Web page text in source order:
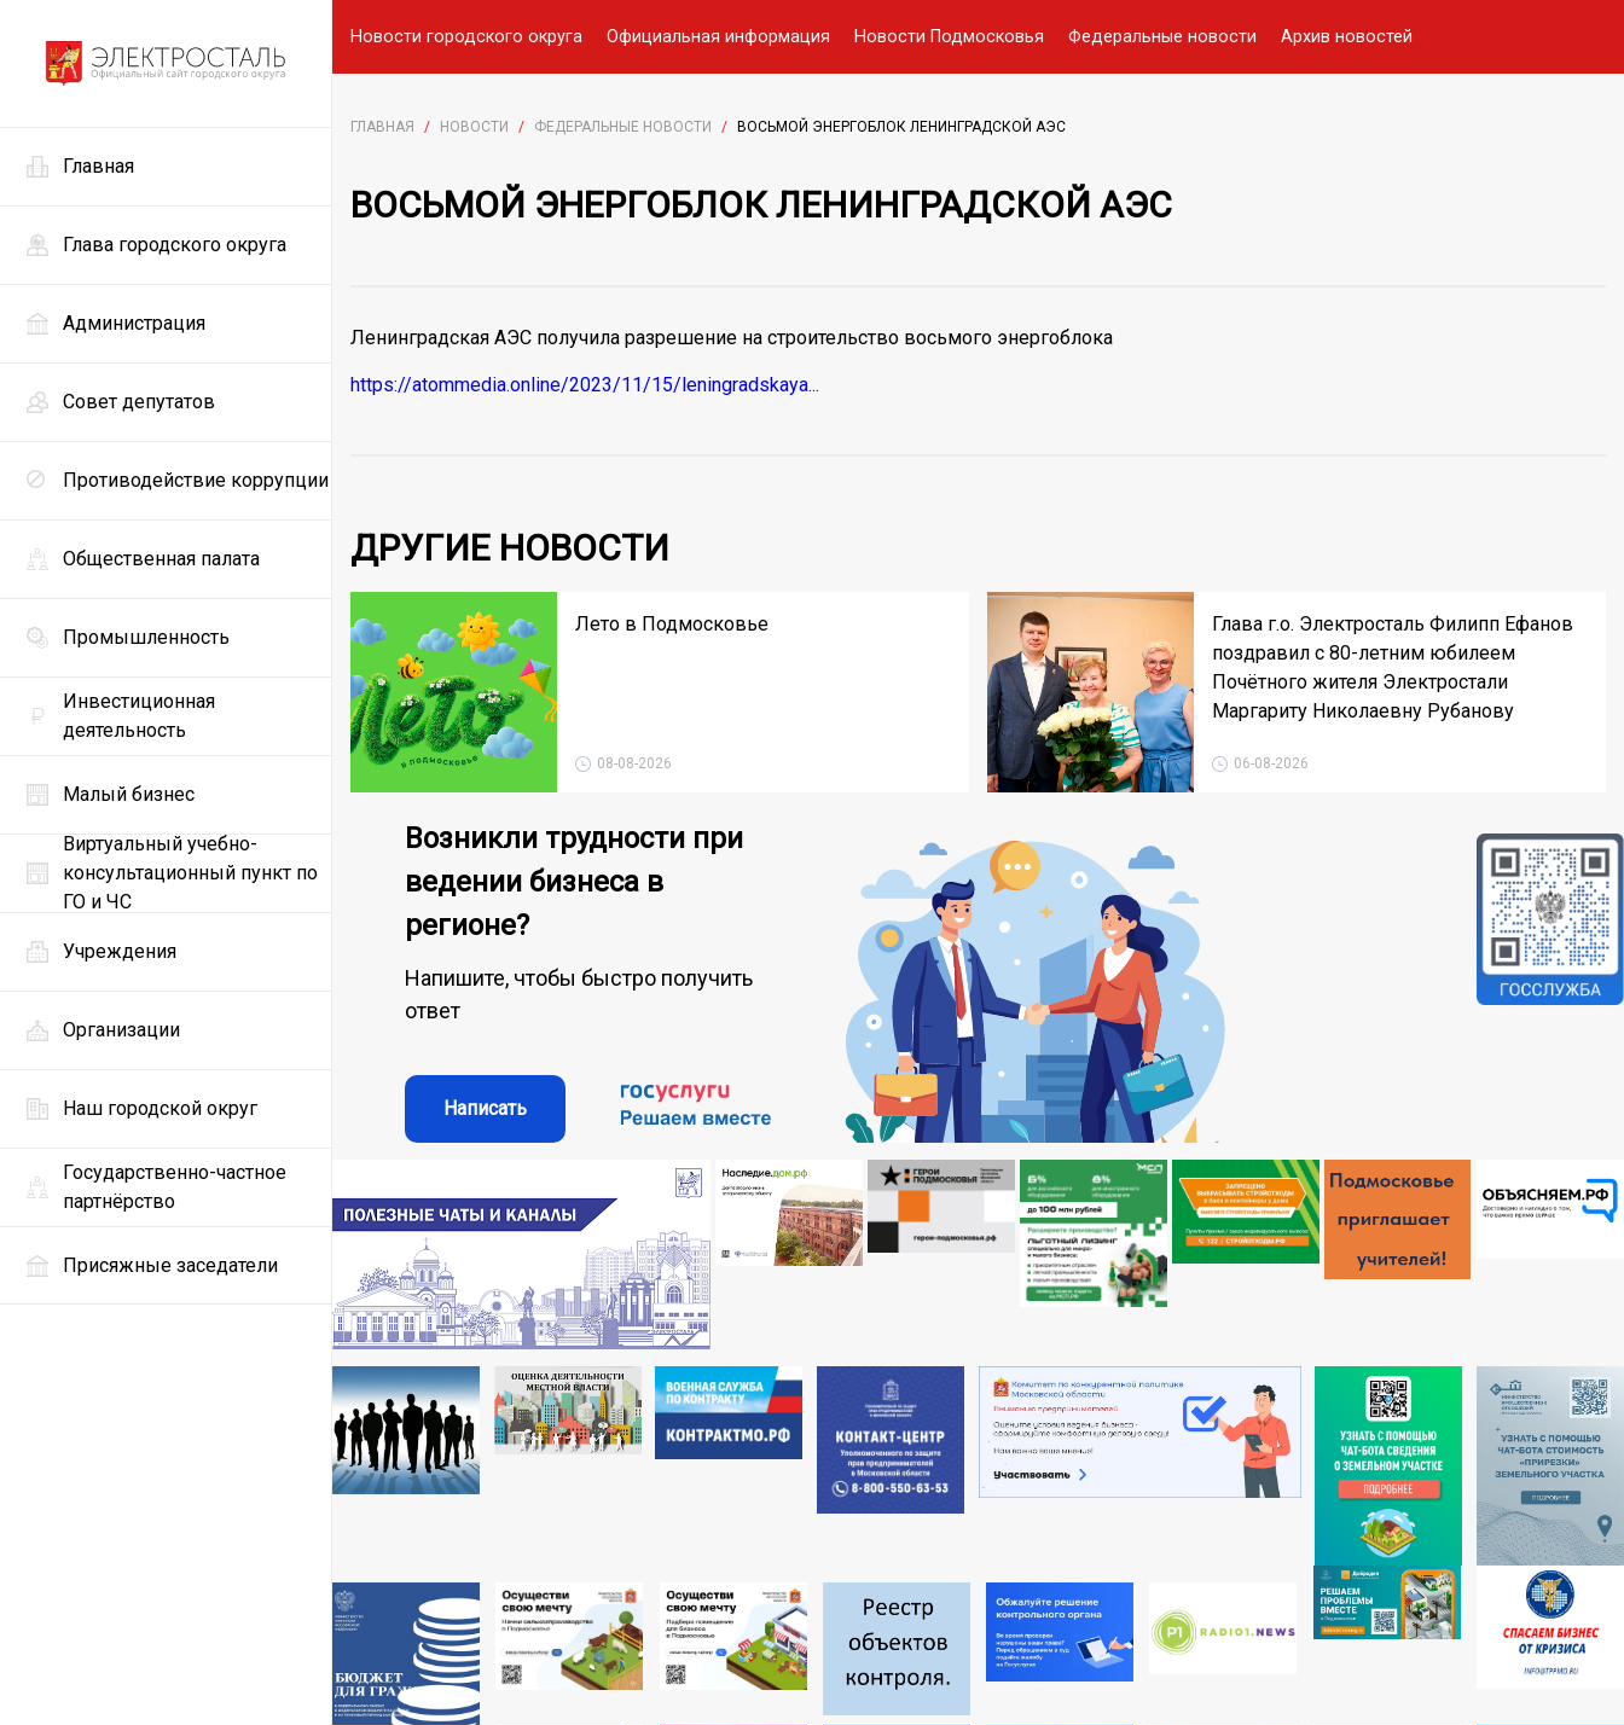
Главная
Глава городского округа
Администрация
Совет депутатов
Противодействие коррупции
Общественная палата
Промышленность
Инвестиционная
деятельность
Малый бизнес
Виртуальный учебно-
консультационный пункт по
ГО и ЧС
Учреждения
Организации
Наш городской округ
Государственно-частное
партнёрство
Присяжные заседатели
Новости городского округа Официальная информация Новости Подмосковья Федеральные новости Архив новостей
ГЛАВНАЯ / НОВОСТИ / ФЕДЕРАЛЬНЫЕ НОВОСТИ / ВОСЬМОЙ ЭНЕРГОБЛОК ЛЕНИНГРАДСКОЙ АЭС
ВОСЬМОЙ ЭНЕРГОБЛОК ЛЕНИНГРАДСКОЙ АЭС
Ленинградская АЭС получила разрешение на строительство восьмого энергоблока
https://atommedia.online/2023/11/15/leningradskaya...
ДРУГИЕ НОВОСТИ
Лето в Подмосковье
08-08-2026
Глава г.о. Электросталь Филипп Ефанов
поздравил с 80-летним юбилеем
Почётного жителя Электростали
Маргариту Николаевну Рубанову
06-08-2026
Возникли трудности при
ведении бизнеса в
регионе?
Напишите, чтобы быстро получить
ответ
Написать